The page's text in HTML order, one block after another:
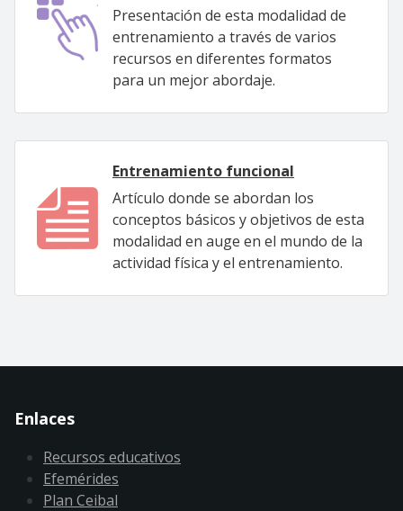
Presentación de esta modalidad de
entrenamiento a través de varios
recursos en diferentes formatos
para un mejor abordaje.
Entrenamiento funcional
Artículo donde se abordan los
conceptos básicos y objetivos de esta
modalidad en auge en el mundo de la
actividad física y el entrenamiento.
Enlaces
Recursos educativos
Efemérides
Plan Ceibal